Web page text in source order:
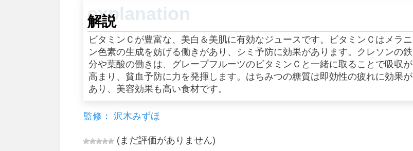
解説
ビタミンＣが豊富な、美白＆美肌に有効なジュースです。ビタミンＣはメラニ
ン色素の生成を妨げる働きがあり、シミ予防に効果があります。クレソンの鉄
分や葉酸の働きは、グレープフルーツのビタミンＣと一緒に取ることで吸収が
高まり、貧血予防に力を発揮します。はちみつの糖質は即効性の疲れに効果が
あり、美容効果も高い食材です。
監修： 沢木みずほ
(まだ評価がありません)